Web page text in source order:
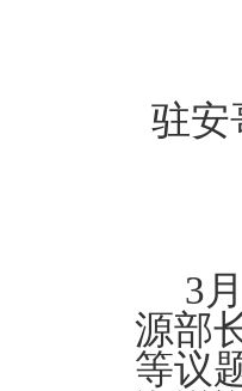
驻安
3月
源部
等议